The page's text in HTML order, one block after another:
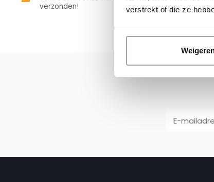
verstrekt of die ze
verzonden!